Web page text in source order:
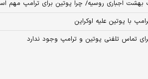
بهشت اجباری روسیه/ چرا پوتین برای ترامپ مهم
با پوتین علیه اوکراین
تماس تلفنی پوتین و ترامپ وجود ندارد